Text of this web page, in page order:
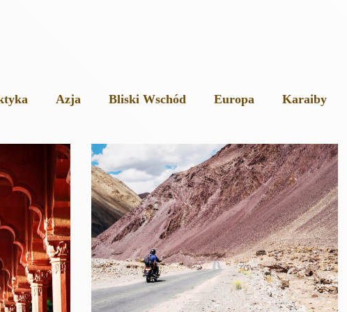
Azja Bliski Wschód Europa Karaiby